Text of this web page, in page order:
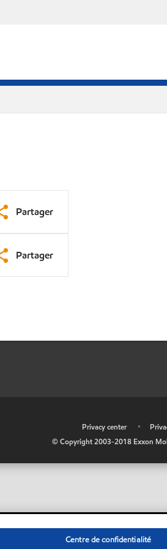
Partager
Partager
Privacy center •
© Copyright 2003-2018 Exxon
Centre de confidentialité